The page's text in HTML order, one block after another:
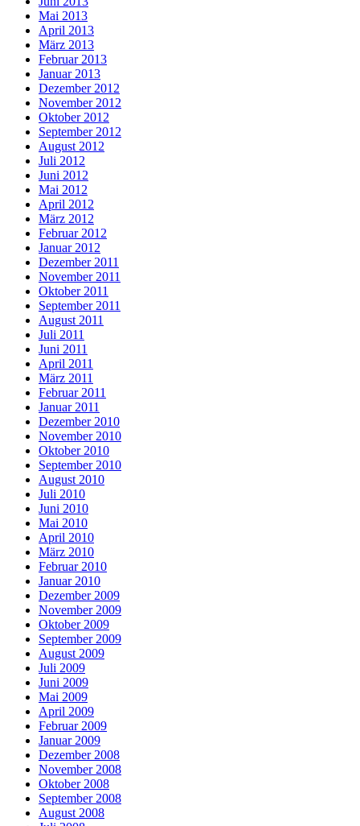
Mai 2013
April 2013
März 2013
Februar 2013
Januar 2013
Dezember 2012
November 2012
Oktober 2012
September 2012
August 2012
Juli 2012
Juni 2012
Mai 2012
April 2012
März 2012
Februar 2012
Januar 2012
Dezember 2011
November 2011
Oktober 2011
September 2011
August 2011
Juli 2011
Juni 2011
April 2011
März 2011
Februar 2011
Januar 2011
Dezember 2010
November 2010
Oktober 2010
September 2010
August 2010
Juli 2010
Juni 2010
Mai 2010
April 2010
März 2010
Februar 2010
Januar 2010
Dezember 2009
November 2009
Oktober 2009
September 2009
August 2009
Juli 2009
Juni 2009
Mai 2009
April 2009
Februar 2009
Januar 2009
Dezember 2008
November 2008
Oktober 2008
September 2008
August 2008